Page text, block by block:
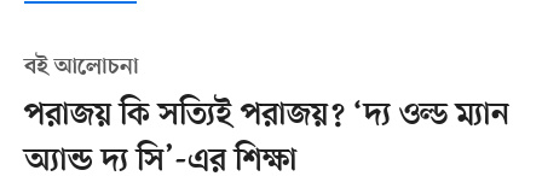
বই আলোচনা
পরাজয় কি সত্যিই পরাজয়? ‘দ্য ওল্ড ম্যান
অ্যান্ড দ্য সি’-এর শিক্ষা